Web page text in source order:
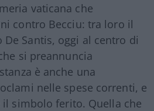
vaticana che
contro Becciu: tra loro il
Santis, oggi al centro di
si preannuncia
è anche una
nelle spese correnti, e
il simbolo ferito. Quella che